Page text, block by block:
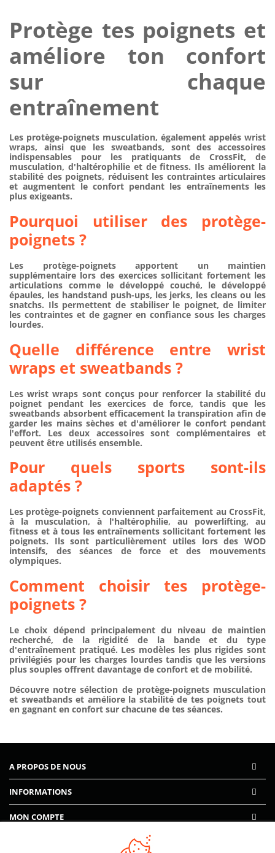
Protège tes poignets et
améliore ton confort
sur chaque
entraînement
Les protège-poignets musculation, également appelés wrist
wraps, ainsi que les sweatbands, sont des accessoires
indispensables pour les pratiquants deCrossFit, de
musculation, d'haltérophilie et de fitness. Ils améliorent la
stabilité des poignets, réduisent les contraintes articulaires
et augmentent le confort pendant les entraînements les
plus exigeants.
Pourquoi utiliser des protège-
poignets ?
Les protège-poignets apportent un maintien
supplémentaire lors des exercices sollicitant fortement les
articulations comme le développé couché, le développé
épaules, les handstand push-ups, les jerks, les cleans ou les
snatchs. Ils permettent de stabiliser le poignet, de limiter
les contraintes et de gagner en confiance sous les charges
lourdes.
Quelle différence entre wrist
wraps et sweatbands ?
Leswrist wraps sont conçus pour renforcer la stabilité du
poignet pendant les exercices de force, tandis que les
sweatbands absorbent efficacement la transpiration afin de
garder les mains sèches et d'améliorer le confort pendant
l'effort. Les deux accessoires sont complémentaires et
peuvent être utilisés ensemble.
Pour quels sports sont-ils
adaptés ?
Les protège-poignets conviennent parfaitement au CrossFit,
à la musculation, à l'haltérophilie, au powerlifting, au
fitness et à tous les entraînements sollicitant fortement les
poignets. Ils sont particulièrement utiles lors des WOD
intensifs, des séances de force et des mouvements
olympiques.
Comment choisir tes protège-
poignets ?
Le choix dépend principalement du niveau de maintien
recherché, de la rigidité de la bande et du type
d'entraînement pratiqué. Les modèles les plus rigides sont
privilégiés pour les charges lourdes tandis que les versions
plus souples offrent davantage de confort et de mobilité.
Découvre notre sélection de protège-poignets musculation
et sweatbandset améliore la stabilité de tes poignets tout
en gagnant en confort sur chacune de tes séances.
A PROPOS DE NOUS
INFORMATIONS
MON COMPTE